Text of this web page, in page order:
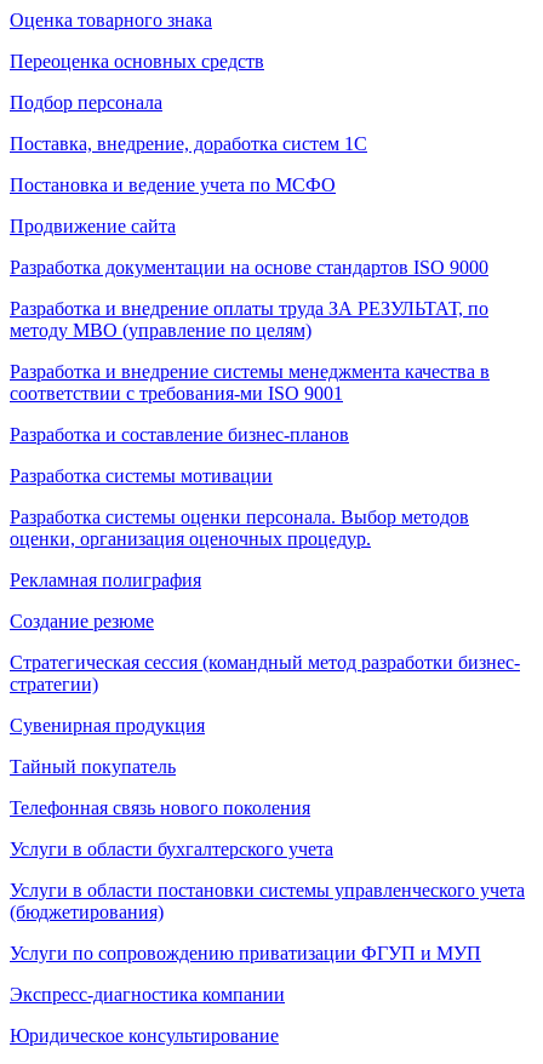
Оценка товарного знака
Переоценка основных средств
Подбор персонала
Поставка, внедрение, доработка систем 1С
Постановка и ведение учета по МСФО
Продвижение сайта
Разработка документации на основе стандартов ISO 9000
Разработка и внедрение оплаты труда ЗА РЕЗУЛЬТАТ, по
методу МВО (управление по целям)
Разработка и внедрение системы менеджмента качества в
соответствии с требования-ми ISO 9001
Разработка и составление бизнес-планов
Разработка системы мотивации
Разработка системы оценки персонала. Выбор методов
оценки, организация оценочных процедур.
Рекламная полиграфия
Создание резюме
Стратегическая сессия (командный метод разработки бизнес-
стратегии)
Сувенирная продукция
Тайный покупатель
Телефонная связь нового поколения
Услуги в области бухгалтерского учета
Услуги в области постановки системы управленческого учета
(бюджетирования)
Услуги по сопровождению приватизации ФГУП и МУП
Экспресс-диагностика компании
Юридическое консультирование